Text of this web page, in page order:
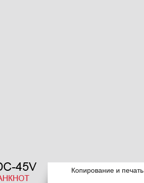
Копирование и печать